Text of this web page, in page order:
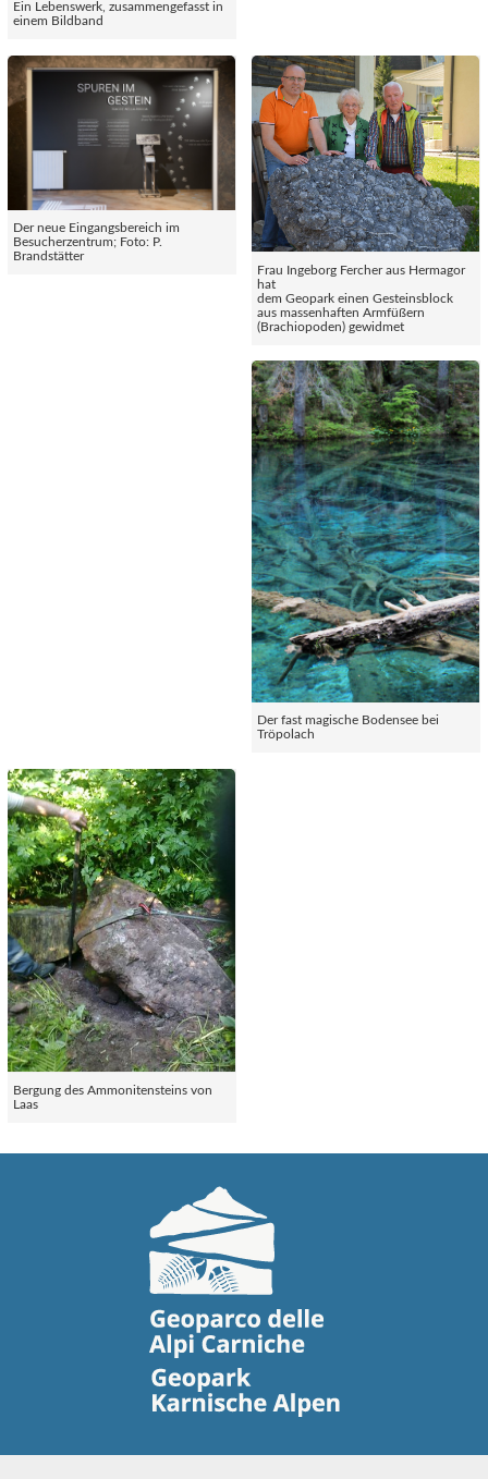
Ein Lebenswerk, zusammengefasst in
einem Bildband
Der neue Eingangsbereich im
Besucherzentrum; Foto: P.
Brandstätter
Frau Ingeborg Fercher aus Hermagor
hat
dem Geopark einen Gesteinsblock
aus massenhaften Armfüßern
(Brachiopoden) gewidmet
Der fast magische Bodensee bei
Tröpolach
Bergung des Ammonitensteins von
Laas